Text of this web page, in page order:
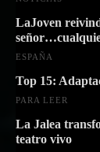
LaJoven
ESPAÑA
Top 15:
PARA LEER
La Jalea
teatro vivo